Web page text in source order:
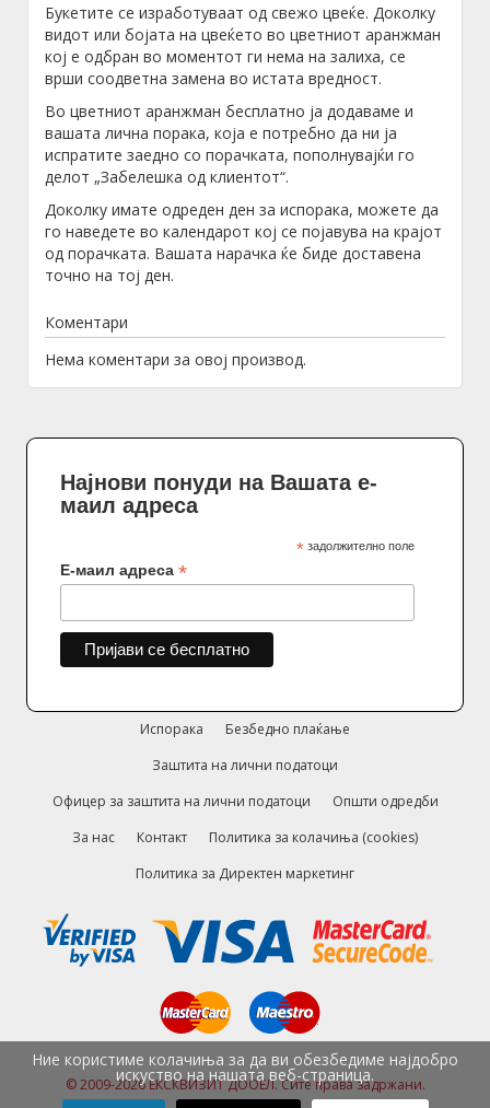
Букетите се изработуваат од свежо цвеќе. Доколку
видот или бојата на цвеќето во цветниот аранжман
кој е одбран во моментот ги нема на залиха, се
врши соодветна замена во истата вредност.
Во цветниот аранжман бесплатно ја додаваме и
вашата лична порака, која е потребно да ни ја
испратите заедно со порачката, пополнувајќи го
делот „Забелешка од клиентот“.
Доколку имате одреден ден за испорака, можете да
го наведете во календарот кој се појавува на крајот
од порачката. Вашата нарачка ќе биде доставена
точно на тој ден.
Коментари
Нема коментари за овој производ.
Најнови понуди на Вашата е-
маил адреса
* задолжително поле
Е-маил адреса *
Испорака
Безбедно плаќање
Заштита на лични податоци
Офицер за заштита на лични податоци
Општи одредби
За нас
Контакт
Политика за колачиња (cookies)
Политика за Директен маркетинг
© 2009-2026 ЕКСКВИЗИТ ДООЕЛ. Сите права задржани.
Ние користиме колачиња за да ви обезбедиме најдобро
искуство на нашата веб-страница.